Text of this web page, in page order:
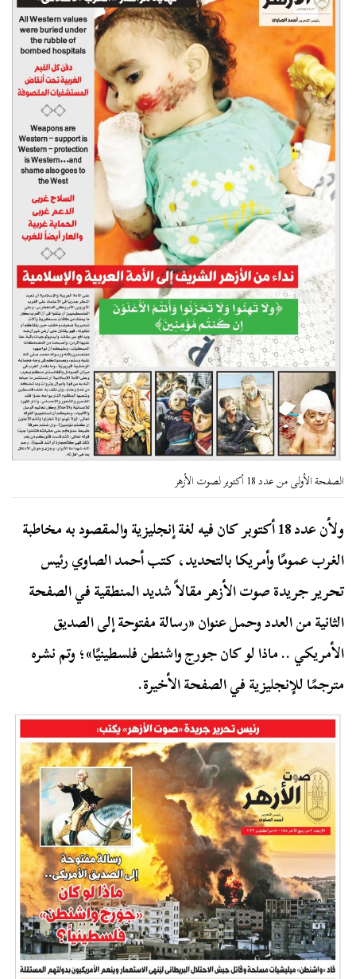
الصفحة الأولى من عدد 18 أكتوبر لصوت الأزهر
ولأن عدد 18 أكتوبر كان فيه لغة إنجليزية والمقصود به مخاطبة
الغرب عمومًا وأمريكا بالتحديد، كتب أحمد الصاوي رئيس
تحرير جريدة صوت الأزهر مقالاً شديد المنطقية في الصفحة
الثانية من العدد وحمل عنوان «رسالة مفتوحة إلى الصديق
الأمريكي .. ماذا لو كان جورج واشنطن فلسطينيًا»؛ وتم نشره
مترجمًا للإنجليزية في الصفحة الأخيرة.